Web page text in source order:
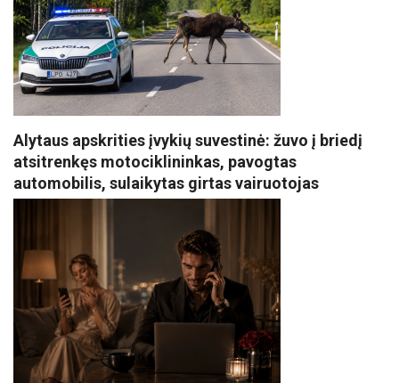
Alytaus apskrities įvykių suvestinė: žuvo į briedį
atsitrenkęs motociklininkas, pavogtas
automobilis, sulaikytas girtas vairuotojas